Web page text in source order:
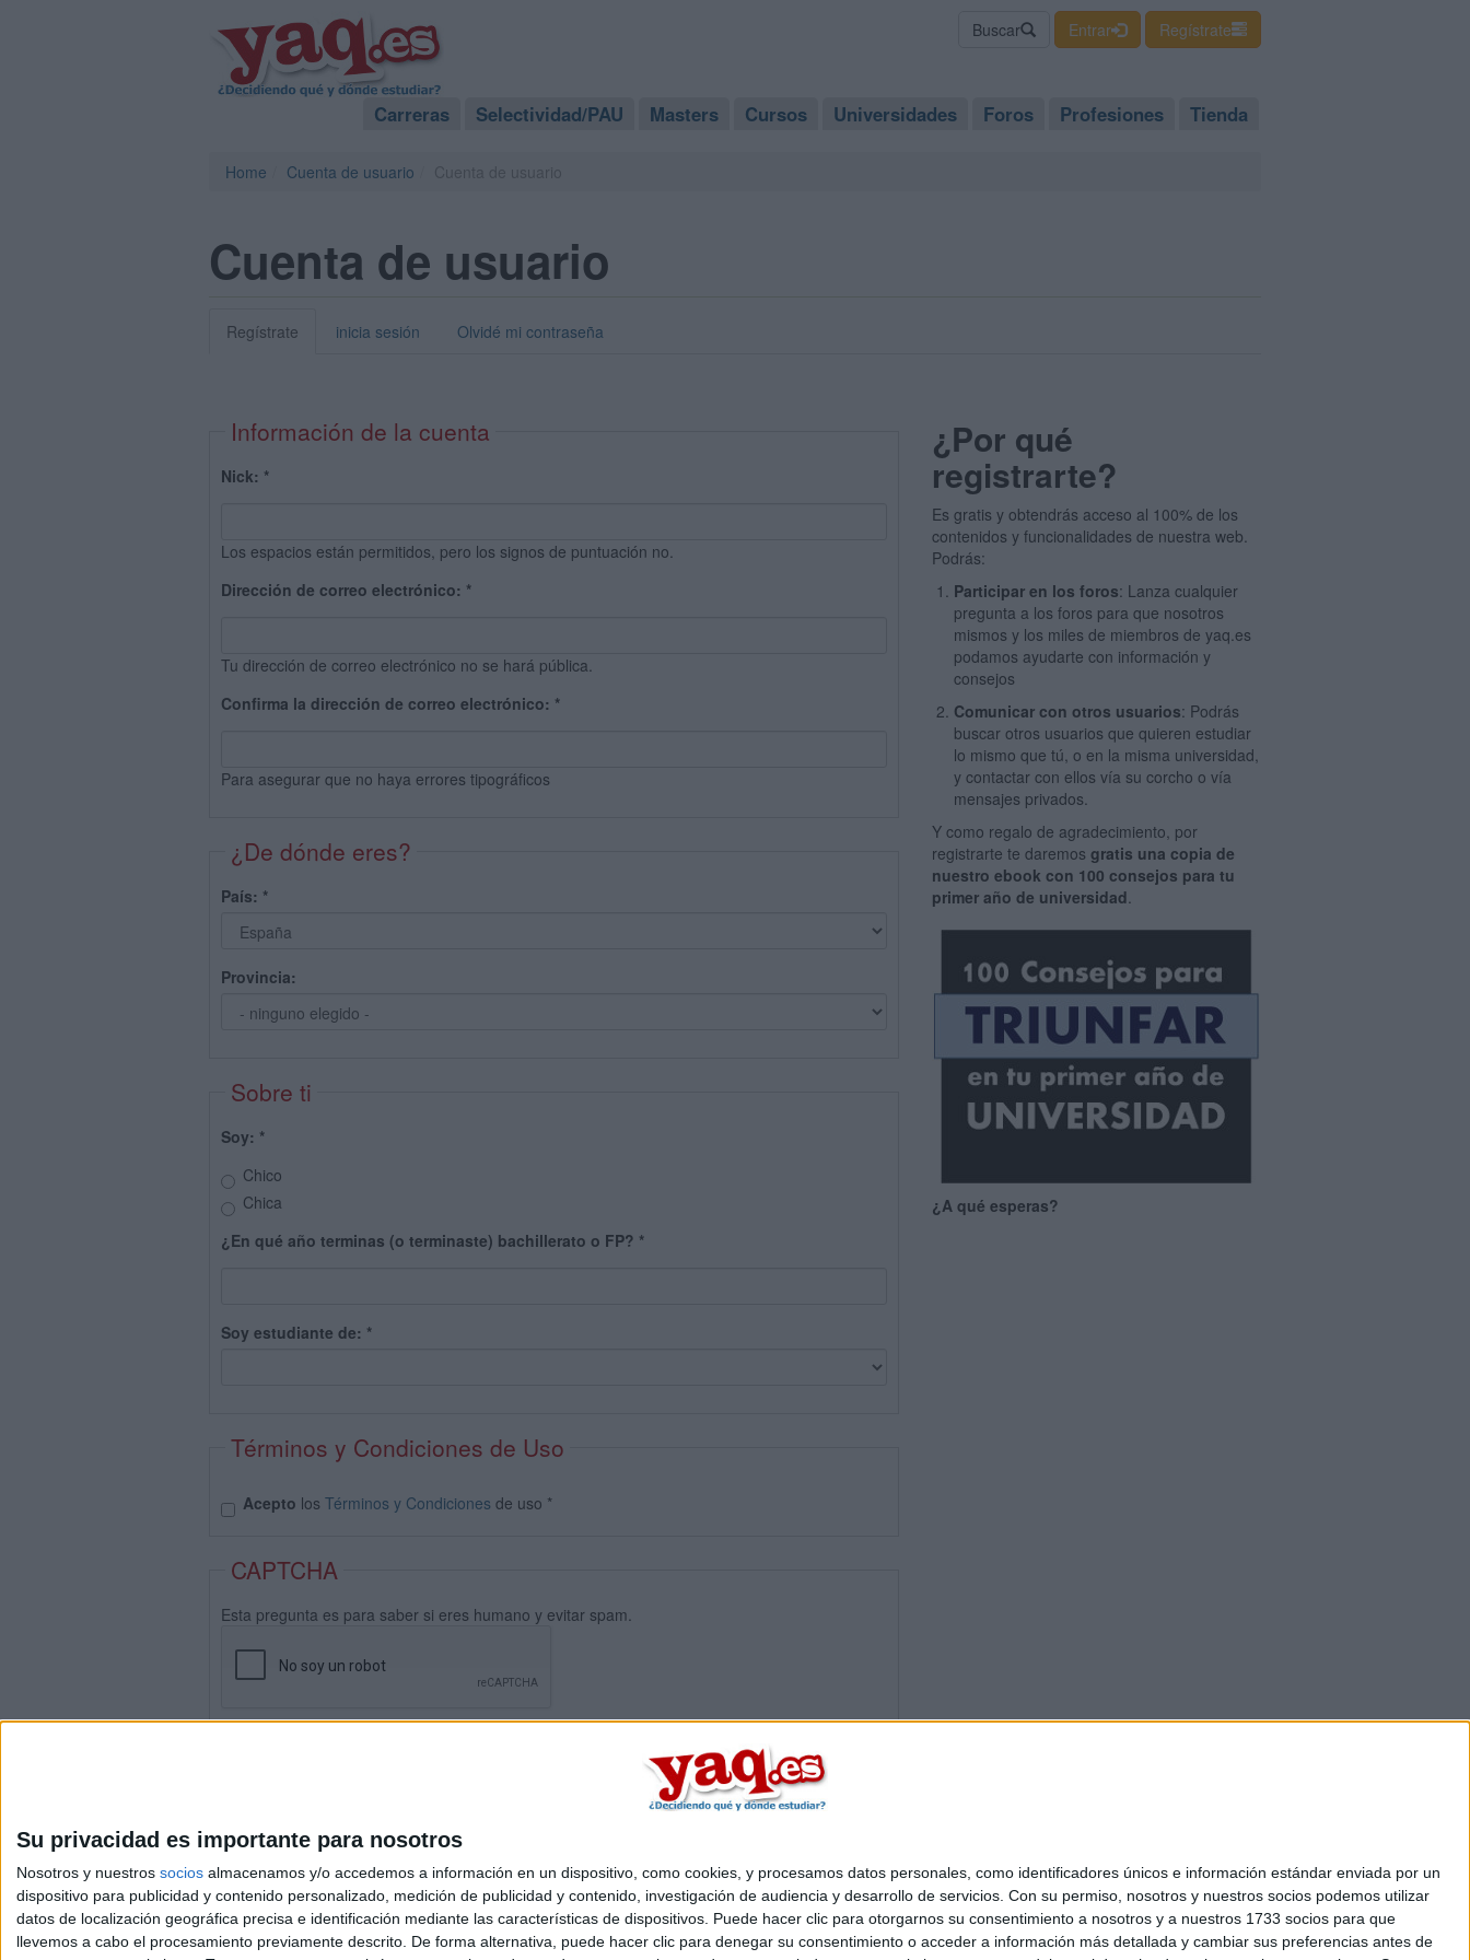
Su privacidad es importante para nosotros
Nosotros y nuestros socios almacenamos y/o accedemos a información en un dispositivo, como cookies, y procesamos datos personales, como identificadores únicos e información estándar enviada por un
dispositivo para publicidad y contenido personalizado, medición de publicidad y contenido, investigación de audiencia y desarrollo de servicios. Con su permiso, nosotros y nuestros socios podemos utilizar
datos de localización geográfica precisa e identificación mediante las características de dispositivos. Puede hacer clic para otorgarnos su consentimiento a nosotros y a nuestros 1733 socios para que
llevemos a cabo el procesamiento previamente descrito. De forma alternativa, puede hacer clic para denegar su consentimiento o acceder a información más detallada y cambiar sus preferencias antes de
Buscar Entrar Regístrate
Carreras Selectividad/PAU Masters Cursos Universidades Foros Profesiones Tienda
Home Cuenta de usuario
Cuenta de usuario
Regístrate inicia sesión Olvidé mi contraseña
Información de la cuenta
Nick: *
Los espacios están permitidos, pero los signos de puntuación no.
Dirección de correo electrónico: *
Tu dirección de correo electrónico no se hará pública.
Confirma la dirección de correo electrónico: *
Para asegurar que no haya errores tipográficos
¿De dónde eres?
País: *
Provincia:
Sobre ti
Soy: *
Chico
Chica
¿En qué año terminas (o terminaste) bachillerato o FP? *
Soy estudiante de: *
Términos y Condiciones de Uso
Acepto los Términos y Condiciones de uso *
CAPTCHA
Esta pregunta es para saber si eres humano y evitar spam.
¿Por qué
registrarte?
Es gratis y obtendrás acceso al 100% de los
contenidos y funcionalidades de nuestra web.
Podrás:
Participar en los foros: Lanza cualquier
pregunta a los foros para que nosotros
mismos y los miles de miembros de yaq.es
podamos ayudarte con información y
consejos
Comunicar con otros usuarios: Podrás
buscar otros usuarios que quieren estudiar
lo mismo que tú, o en la misma universidad,
y contactar con ellos vía su corcho o vía
mensajes privados.
Y como regalo de agradecimiento, por
registrarte te daremosgratis una copia de
nuestro ebook con 100 consejos para tu
primer año de universidad.
¿A qué esperas?
Quiénes somos |Contactar| Anúnciate
Aviso legal|Politica de privacidad|Condiciones generales|Política de cookies